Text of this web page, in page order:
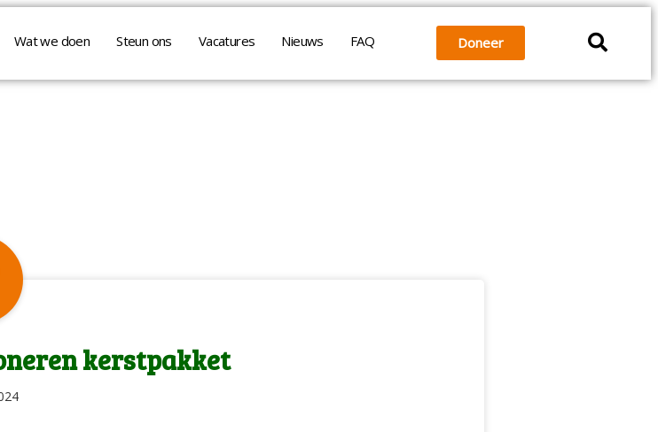
Wat we doen Steun ons Vacatures Nieuws FAQ Doneer
kerstpakket